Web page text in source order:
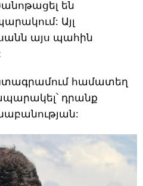
են
Այլ
այս պահին
համատեղ
դրանք